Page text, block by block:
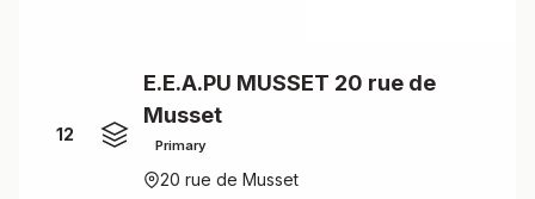
12
E.E.A.PU MUSSET 20 rue de
Musset
Primary
20 rue de Musset